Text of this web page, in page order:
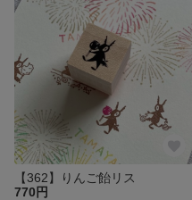
【362】りんご飴リス
770円